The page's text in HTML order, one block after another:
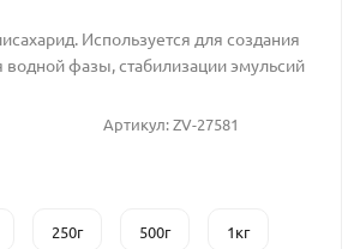
Используется для создания
водной фазы, стабилизации эмульсий
Артикул:ZV-27581
250г 500г 1кг